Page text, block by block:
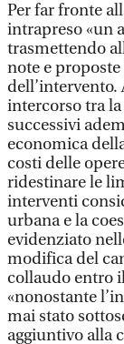
Per far fronte
intrapreso «un
trasmettendo
note e
dell’intervento.
intercorso tra
successivi
economica
costi delle
ridestinare le
interventi
urbana e la
evidenziato
modifica del
collaudo entro
«nonostante
mai stato
aggiuntivo alla